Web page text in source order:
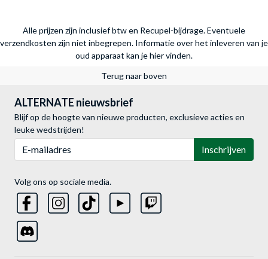
Alle prijzen zijn inclusief btw en Recupel-bijdrage. Eventuele
verzendkosten zijn niet inbegrepen. Informatie over het inleveren van je
oud apparaat kan je hier vinden.
Terug naar boven
ALTERNATE nieuwsbrief
Blijf op de hoogte van nieuwe producten, exclusieve acties en
leuke wedstrijden!
Inschrijven
Volg ons op sociale media.